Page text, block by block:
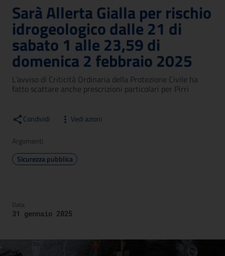
Sarà Allerta Gialla per rischio
idrogeologico dalle 21 di
sabato 1 alle 23,59 di
domenica 2 febbraio 2025
L’avviso di Criticità Ordinaria della Protezione Civile ha
fatto scattare anche prescrizioni particolari per Pirri
Condividi Vedi azioni
Argomenti
Sicurezza pubblica
Data:
31 gennaio 2025